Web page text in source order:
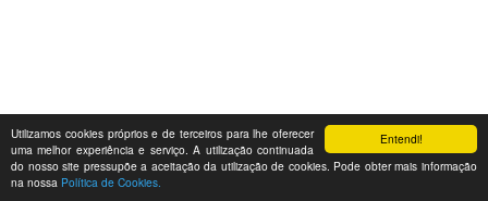
Entendi!
Utilizamos cookies próprios e de terceiros para lhe oferecer
uma melhor experiência e serviço. A utilização continuada
do nosso site pressupõe a aceitação da utilização de cookies. Pode obter mais informação
na nossa Política de Cookies.